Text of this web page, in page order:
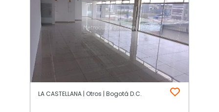
LA CASTELLANA | Otros | Bogotá D.C.